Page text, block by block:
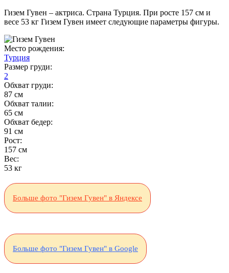
Гизем Гувен – актриса. Страна Турция. При росте 157 см и
весе 53 кг Гизем Гувен имеет следующие параметры фигуры.
Место рождения:
Турция
Размер груди:
2
Обхват груди:
87 см
Обхват талии:
65 см
Обхват бедер:
91 см
Рост:
157 см
Вес:
53 кг
Больше фото "Гизем Гувен" в Яндексе
Больше фото "Гизем Гувен" в Google